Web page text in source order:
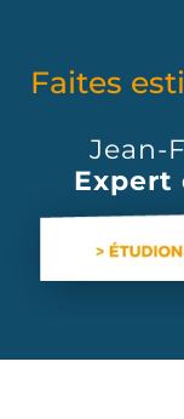
Faites
Jean-
Expert